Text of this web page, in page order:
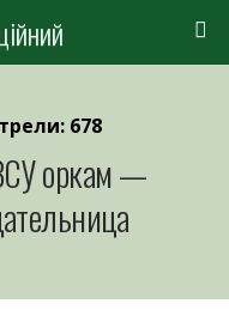
678
оркам —